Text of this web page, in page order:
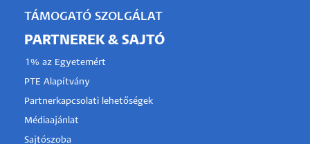
TÁMOGATÓ SZOLGÁLAT
PARTNEREK & SAJTÓ
1% az Egyetemért
PTE Alapítvány
Partnerkapcsolati lehetőségek
Médiaajánlat
Sajtószoba